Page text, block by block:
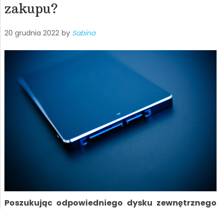
zakupu?
20 grudnia 2022 by Sabina
Poszukując odpowiedniego dysku zewnętrznego